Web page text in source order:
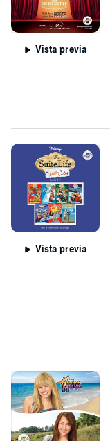
Vista previa
Vista previa